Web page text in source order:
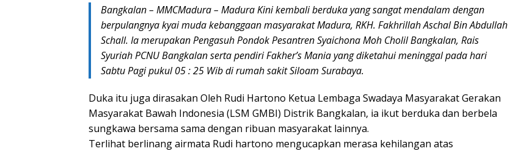
Bangkalan – MMCMadura – Madura Kini kembali berduka yang sangat mendalam dengan
berpulangnya kyai muda kebanggaan masyarakat Madura, RKH. Fakhrillah Aschal Bin Abdullah
Schall. Ia merupakan Pengasuh Pondok Pesantren Syaichona Moh Cholil Bangkalan, Rais
Syuriah PCNU Bangkalan serta pendiri Fakher’s Mania yang diketahui meninggal pada hari
Sabtu Pagi pukul 05 : 25 Wib di rumah sakit Siloam Surabaya.
Duka itu juga dirasakan Oleh Rudi Hartono Ketua Lembaga Swadaya Masyarakat Gerakan
Masyarakat Bawah Indonesia (LSM GMBI) Distrik Bangkalan, ia ikut berduka dan berbela
sungkawa bersama sama dengan ribuan masyarakat lainnya.
Terlihat berlinang airmata Rudi hartono mengucapkan merasa kehilangan atas